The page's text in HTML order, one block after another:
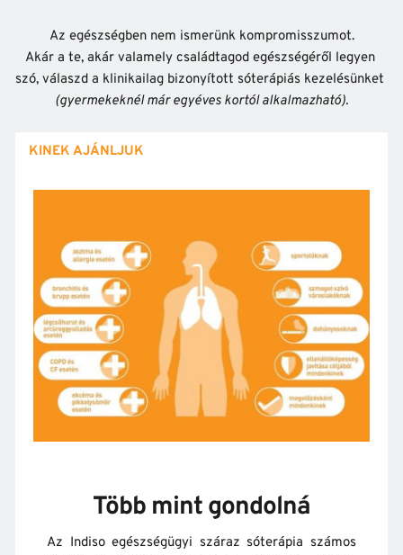
Az egészségben nem ismerünk kompromisszumot.
Akár a te, akár valamely családtagod egészségéről legyen
(gyermekeknél már egyéves kortól alkalmazható).
KINEK AJÁNLJUK
Több mint gondolná
Az Indiso egészségügyi száraz sóterápia számos